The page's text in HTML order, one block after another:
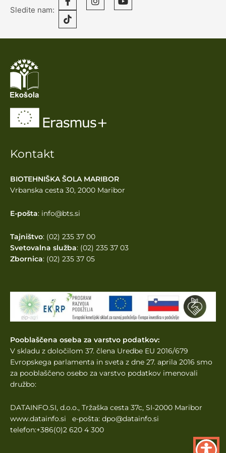
Sledite nam:
Kontakt
BIOTEHNIŠKA ŠOLA MARIBOR
Vrbanska cesta 30, 2000 Maribor
E-pošta: info@bts.si
Tajništvo: (02) 235 37 00
Svetovalna služba: (02) 235 37 03
Zbornica: (02) 235 37 05
Pooblaščena oseba za varstvo podatkov:
V skladu z določilom 37. člena Uredbe EU 2016/679
Evropskega parlamenta in sveta z dne 27. aprila 2016 smo
za pooblaščeno osebo za varstvo podatkov imenovali
družbo:
DATAINFO.SI, d.o.o., Tržaška cesta 37c, SI-2000 Maribor
www.datainfo.si e-pošta: dpo@datainfo.si
telefon:+386(0)2 620 4 300